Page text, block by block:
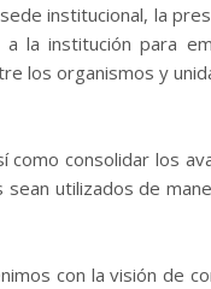
institucional, la
la institución para
los organismos y
como consolidar los
utilizados de
con la visión de